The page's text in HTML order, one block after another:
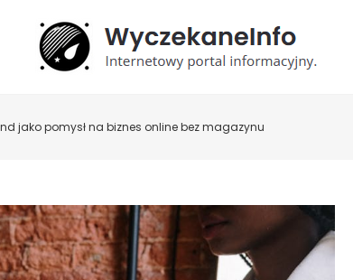
jako pomysł na biznes online bez magazynu